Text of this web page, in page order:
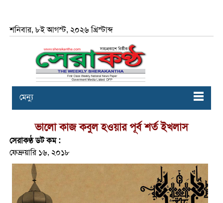
শনিবার, ৮ই আগস্ট, ২০২৬ খ্রিস্টাব্দ
মেন্যু
ভালো কাজ কবুল হওয়ার পূর্ব শর্ত ইখলাস
সেরাকণ্ঠ ডট কম :
ফেব্রুয়ারি ১৬, ২০১৮